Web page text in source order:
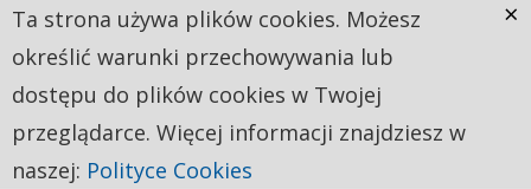
Ta strona używa plików cookies. Możesz
określić warunki przechowywania lub
dostępu do plików cookies w Twojej
przeglądarce. Więcej informacji znajdziesz w
naszej: Polityce Cookies
×